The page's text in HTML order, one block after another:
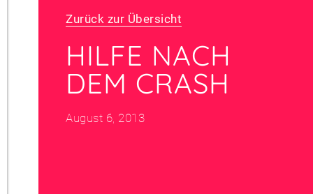
Zurück zur Übersicht
HILFE NACH
DEM CRASH
August 6, 2013